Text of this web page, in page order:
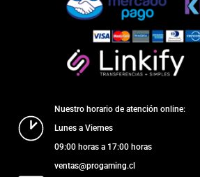
Nuestro horario de atención online:
Lunes a Viernes
09:00 horas a 17:00 horas
ventas@progaming.cl